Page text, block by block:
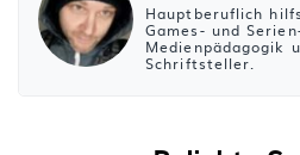
Hauptberuflich
Games- und
Medienpädagogik
Schriftsteller.